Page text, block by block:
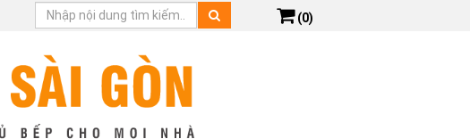
(0)